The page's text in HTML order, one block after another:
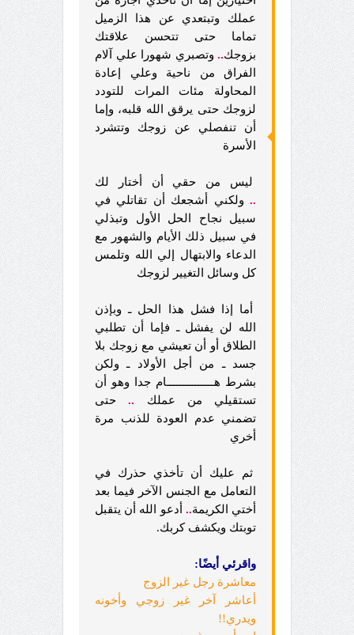
عملك وتبتعدي عن هذا الزميل
تماما حتى تتحسن علاقتك
بزوجك.. وتصبري شهورا علي آلام
الفراق من ناحية وعلي إعادة
المحاولة مئات المرات للتودد
لزوجك حتى يرقق الله قلبه، وإما
أن تنفصلي عن زوجك وتتشرد
الأسرة
ليس من حقي أن أختار لك
.. ولكني أشجعك أن تقاتلي في
سبيل نجاح الحل الأول وتبذلي
في سبيل ذلك الأيام والشهور مع
الدعاء والابتهال إلي الله وتلمس
كل وسائل التغيير لزوجك
أما إذا فشل هذا الحل ـ وبإذن
الله لن يفشل ـ فإما أن تطلبي
الطلاق أو أن تعيشي مع زوجك بلا
جسد ـ من أجل الأولاد ـ ولكن
بشرط هـــــــــــــــام جدا وهو أن
تستقيلي من عملك .. حتى
تضمني عدم العودة للذنب مرة
أخري
ثم عليك أن تأخذي حذرك في
التعامل مع الجنس الآخر فيما بعد
أختي الكريمة.. أدعو الله أن يتقبل
توبتك ويكشف كربك.
واقرئي أيضًا:
معاشرة رجل غير الزوج
أعاشر آخر غير زوجي وأخونه
ويدري!!